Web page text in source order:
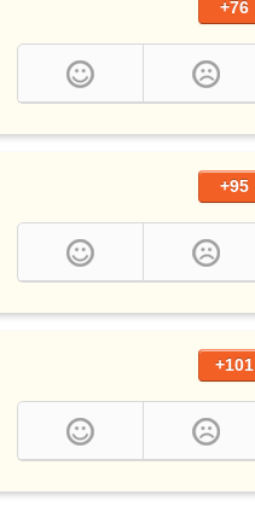
+76
+95
+101